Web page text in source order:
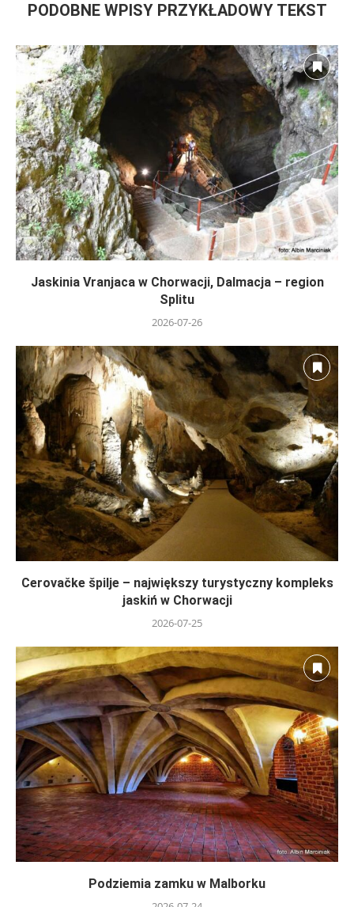
PODOBNE WPISY PRZYKŁADOWY TEKST
Jaskinia Vranjaca w Chorwacji, Dalmacja – region
Splitu
2026-07-26
Cerovačke špilje – największy turystyczny kompleks
jaskiń w Chorwacji
2026-07-25
Podziemia zamku w Malborku